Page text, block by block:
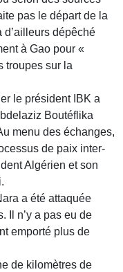
pas le départ de la
dépêché
à Gao pour «
troupes sur la
le président IBK a
Boutéflika
menu des échanges,
de paix inter-
Algérien et son
a été attaquée
Il n’y a pas eu de
emporté plus de
de kilomètres de